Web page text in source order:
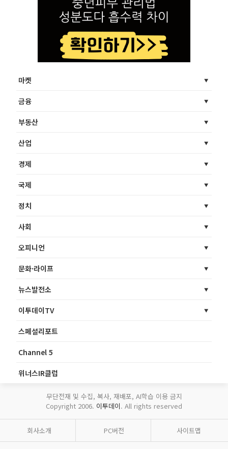
마켓
금융
부동산
산업
경제
국제
정치
사회
오피니언
문화·라이프
뉴스발전소
이투데이TV
스페셜리포트
Channel 5
위너스IR클럽
무단전재 및 수집, 복사, 재배포, AI학습 이용 금지
Copyright 2006. 이투데이. All rights reserved
회사소개 PC버전 사이트맵